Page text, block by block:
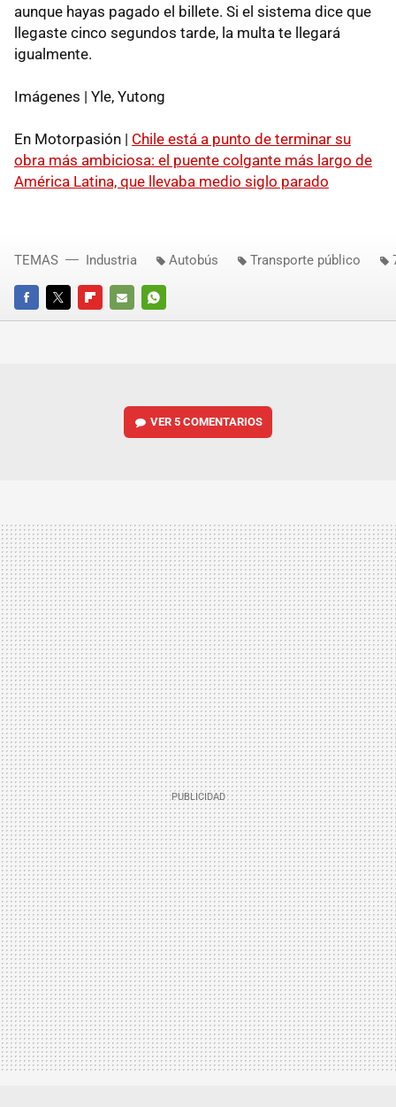
aunque hayas pagado el billete. Si el sistema dice que
llegaste cinco segundos tarde, la multa te llegará
igualmente.
Imágenes | Yle, Yutong
En Motorpasión | Chile está a punto de terminar su
obra más ambiciosa: el puente colgante más largo de
América Latina, que llevaba medio siglo parado
FACEBOOKTWITTERFLIPBOARD
E-
WHATSAPP
TEMAS Industria Autobús Transporte público
VER5 COMENTARIOS